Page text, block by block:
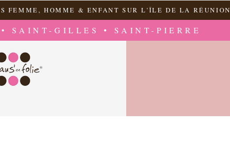
FEMME, HOMME & ENFANT SUR L'ÎLE DE LA RÉUNION
SAINT-GILLES • SAINT-PIERRE